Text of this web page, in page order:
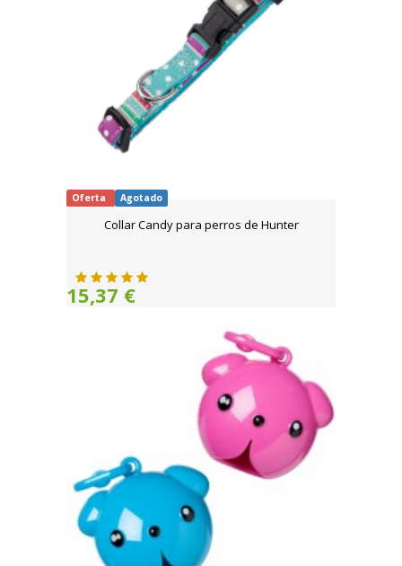
Oferta Agotado
Collar Candy para perros de Hunter
15,37 €